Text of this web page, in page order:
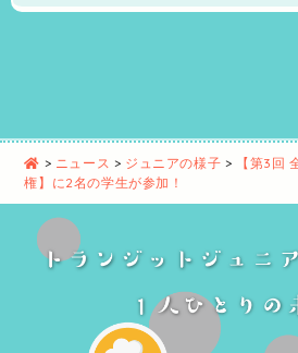
> ニュース > ジュニアの様子 >
【第3回
権】に2名の学生が参加！